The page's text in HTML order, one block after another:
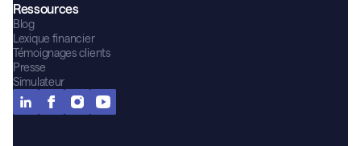
Ressources
Blog
Lexique financier
Témoignages clients
Presse
Simulateur